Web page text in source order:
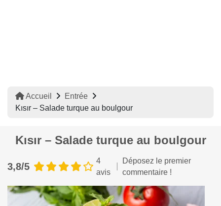
Accueil
Entrée
Kısır – Salade turque au boulgour
Kısır – Salade turque au boulgour
3,8/5
4
avis
Déposez le premier
commentaire !